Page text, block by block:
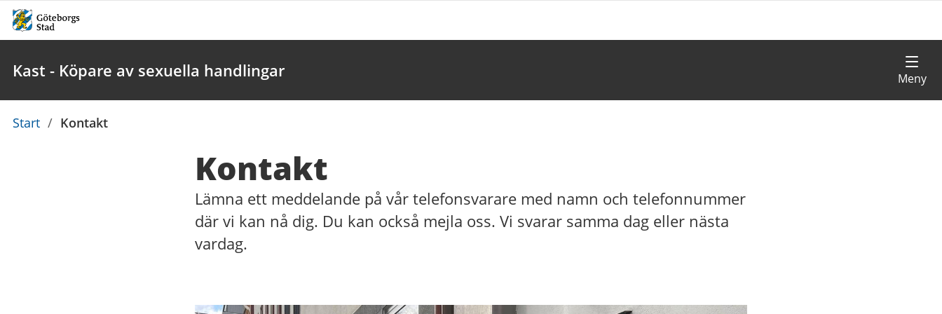
Kast - Köpare av sexuella handlingar
Du
Start / Kontakt
Kontakt
Lämna ett meddelande på vår telefonsvarare med namn och telefonnummer
där vi kan nå dig. Du kan också mejla oss. Vi svarar samma dag eller nästa
vardag.